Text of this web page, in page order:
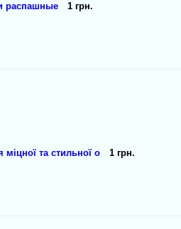
распашные 1 грн.
та стильної о 1 грн.